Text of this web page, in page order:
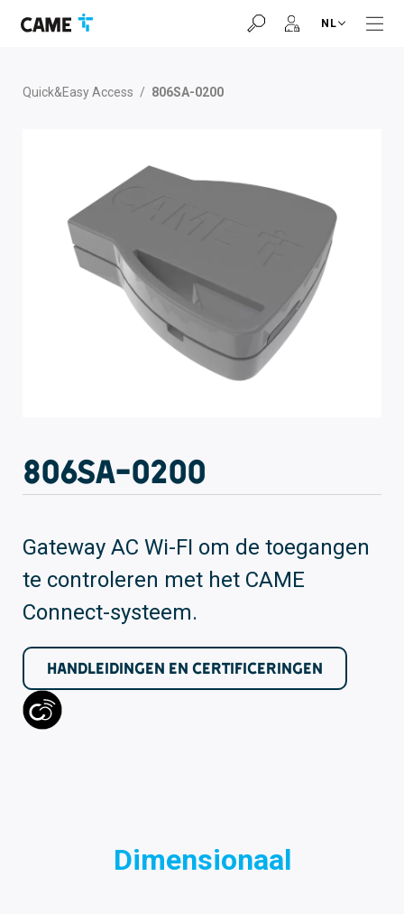
naar
naar
naar
NL
Quick&Easy Access / 806SA-0200
806SA-0200
Gateway AC Wi-FI om de toegangen
te controleren met het CAME
Connect-systeem.
HANDLEIDINGEN EN CERTIFICERINGEN
Dimensionaal